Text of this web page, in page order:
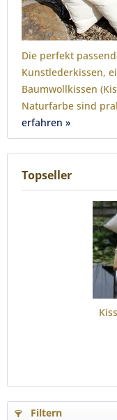
Die perfekt
Kunstlederkissen,
Baumwollkissen
Naturfarbe sind
erfahren »
Topseller
Filtern